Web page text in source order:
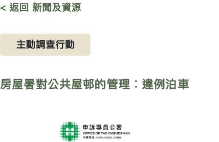
< 返回 新聞及資源
主動調查行動
房屋署對公共屋邨的管理︰違例泊車